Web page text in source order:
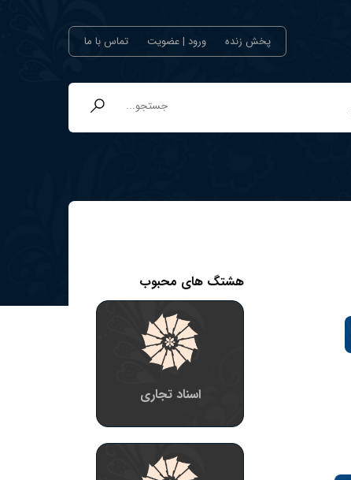
پخش زنده ورود | عضویت تماس با ما
هشتگ های محبوب
اسناد تجاری